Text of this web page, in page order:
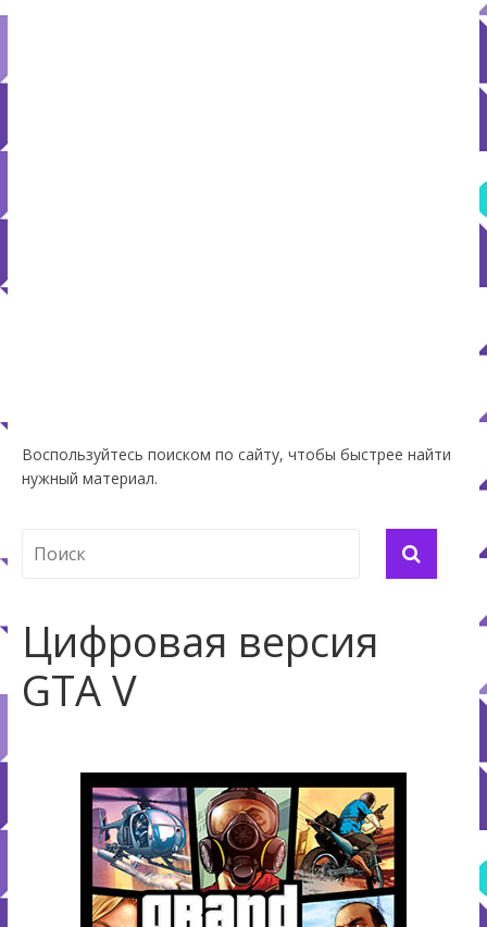
Воспользуйтесь поиском по сайту, чтобы быстрее найти
нужный материал.
Цифровая версия
GTA V